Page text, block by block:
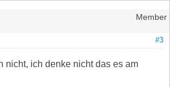
Member
#3
nicht, ich denke nicht das es am